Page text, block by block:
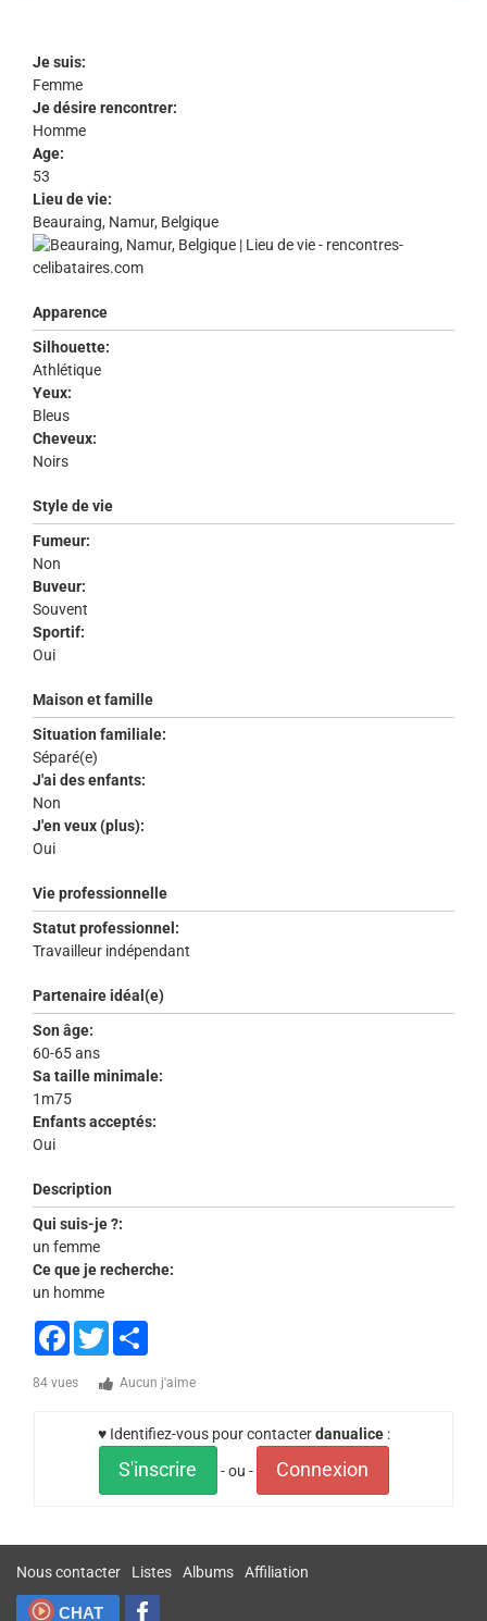
Je suis:
Femme
Je désire rencontrer:
Homme
Age:
53
Lieu de vie:
Beauraing, Namur, Belgique
Apparence
Silhouette:
Athlétique
Yeux:
Bleus
Cheveux:
Noirs
Style de vie
Fumeur:
Non
Buveur:
Souvent
Sportif:
Oui
Maison et famille
Situation familiale:
Séparé(e)
J'ai des enfants:
Non
J'en veux (plus):
Oui
Vie professionnelle
Statut professionnel:
Travailleur indépendant
Partenaire idéal(e)
Son âge:
60-65 ans
Sa taille minimale:
1m75
Enfants acceptés:
Oui
Description
Qui suis-je ?:
un femme
Ce que je recherche:
un homme
Facebook
Twitter
84 vues Aucun j'aime
♥ Identifiez-vous pour contacterdanualice:
S'inscrire - ou - Connexion
Nous contacter Listes Albums Affiliation
CHAT